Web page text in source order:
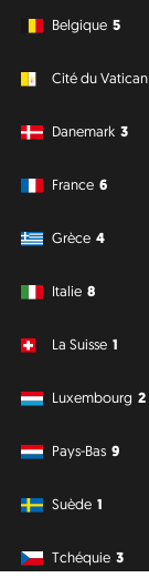
Belgique 5
Cité du Vatican
Danemark 3
France 6
Grèce 4
Italie 8
La Suisse 1
Luxembourg 2
Pays-Bas 9
Suède 1
Tchéquie 3